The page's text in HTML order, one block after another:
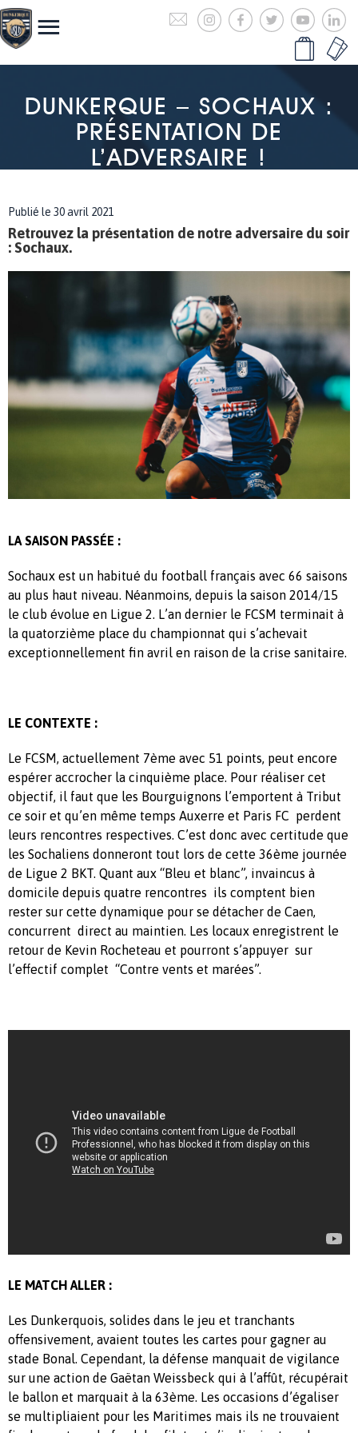
DUNKERQUE – SOCHAUX :
PRÉSENTATION DE
L’ADVERSAIRE !
Publié le 30 avril 2021
Retrouvez la présentation de notre adversaire du soir
: Sochaux.
LA SAISON PASSÉE :
Sochaux est un habitué du football français avec 66 saisons
au plus haut niveau. Néanmoins, depuis la saison 2014/15
le club évolue en Ligue 2. L’an dernier le FCSM terminait à
la quatorzième place du championnat qui s’achevait
exceptionnellement fin avril en raison de la crise sanitaire.
LE CONTEXTE :
Le FCSM, actuellement 7ème avec 51 points, peut encore
espérer accrocher la cinquième place. Pour réaliser cet
objectif, il faut que les Bourguignons l’emportent à Tribut
ce soir et qu’en même temps Auxerre et Paris FC perdent
leurs rencontres respectives. C’est donc avec certitude que
les Sochaliens donneront tout lors de cette 36ème journée
de Ligue 2 BKT. Quant aux “Bleu et blanc”, invaincus à
domicile depuis quatre rencontres ils comptent bien
rester sur cette dynamique pour se détacher de Caen,
concurrent direct au maintien. Les locaux enregistrent le
retour de Kevin Rocheteau et pourront s’appuyer sur
l’effectif complet “Contre vents et marées”.
LE MATCH ALLER :
Les Dunkerquois, solides dans le jeu et tranchants
offensivement, avaient toutes les cartes pour gagner au
stade Bonal. Cependant, la défense manquait de vigilance
sur une action de Gaëtan Weissbeck qui à l’affût, récupérait
le ballon et marquait à la 63ème. Les occasions d’égaliser
se multipliaient pour les Maritimes mais ils ne trouvaient